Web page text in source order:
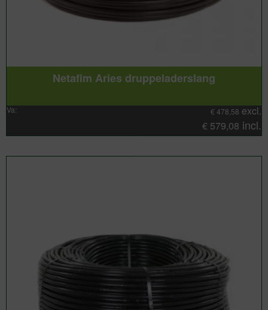
Netafim Aries druppeladerslang
Va: € 478,58 excl.
€ 579,08 incl.